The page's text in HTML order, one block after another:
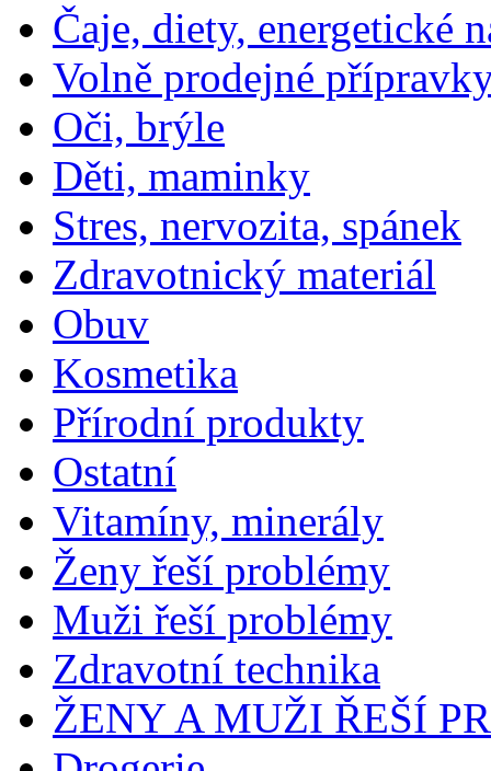
Čaje, diety, energetické
Volně prodejné
Oči, brýle
Děti, maminky
Stres, nervozita, spánek
Zdravotnický materiál
Obuv
Kosmetika
Přírodní produkty
Ostatní
Vitamíny, minerály
Ženy řeší problémy
Muži řeší problémy
Zdravotní technika
ŽENY A MUŽI ŘEŠÍ